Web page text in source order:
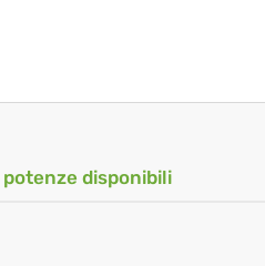
disponibili